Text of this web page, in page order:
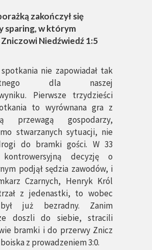
zakończył się
sparing, w którym
Niedźwiedź 1:5
nie zapowiadał tak
dla naszej
Pierwsze trzydzieści
to wyrównana gra z
przewagą gospodarzy,
stwarzanych sytuacji, nie
do bramki gości. W 33
decyzję o
podjął sędzia zawodów, i
Czarnych, Henryk Król
z jedenastki, to wobec
już bezradny. Zanim
doszli do siebie, stracili
bramki i do przerwy Znicz
z prowadzeniem 3:0.